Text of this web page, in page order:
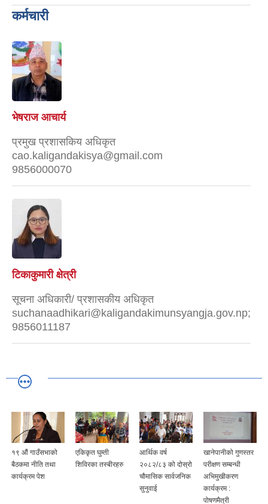
कर्मचारी
भेषराज आचार्य
प्रमुख प्रशासकिय अधिकृत
cao.kaligandakisya@gmail.com
9856000070
टिकाकुमारी क्षेत्री
सूचना अधिकारी/ प्रशासकीय अधिकृत
suchanaadhikari@kaligandakimunsyangja.gov.np;
9856011187
१९ औं गाउँसभाको
बैठकमा नीति तथा
कार्यक्रम पेश
एकिकृत घुम्ती
शिविरका तस्बीरहरु
आर्थिक वर्ष
२०८२/८३ को दोस्रो
चौमासिक सार्वजनिक
सुनुवाई
खानेपानीको गुणस्तर
परीक्षण सम्बन्धी
अभिमुखीकरण
कार्यक्रम :
पोषणमैत्री